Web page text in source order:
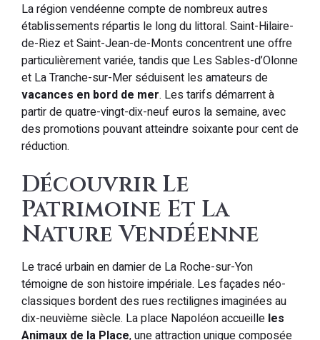
La région vendéenne compte de nombreux autres
établissements répartis le long du littoral. Saint-Hilaire-
de-Riez et Saint-Jean-de-Monts concentrent une offre
particulièrement variée, tandis que Les Sables-d’Olonne
et La Tranche-sur-Mer séduisent les amateurs de
vacances en bord de mer. Les tarifs démarrent à
partir de quatre-vingt-dix-neuf euros la semaine, avec
des promotions pouvant atteindre soixante pour cent de
réduction.
Découvrir Le
Patrimoine Et La
Nature Vendéenne
Le tracé urbain en damier de La Roche-sur-Yon
témoigne de son histoire impériale. Les façades néo-
classiques bordent des rues rectilignes imaginées au
dix-neuvième siècle. La place Napoléon accueille les
Animaux de la Place, une attraction unique composée